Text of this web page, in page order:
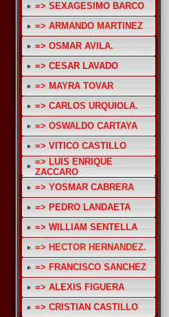
=> SEXAGESIMO BARCO
=> ARMANDO MARTINEZ
=> OSMAR AVILA.
=> CESAR LAVADO
=> MAYRA TOVAR
=> CARLOS URQUIOLA.
=> OSWALDO CARTAYA
=> VITICO CASTILLO
=> LUIS ENRIQUE
ZACCARO
=> YOSMAR CABRERA
=> PEDRO LANDAETA
=> WILLIAM SENTELLA
=> HECTOR HERNANDEZ.
=> FRANCISCO SANCHEZ
=> ALEXIS FIGUERA
=> CRISTIAN CASTILLO